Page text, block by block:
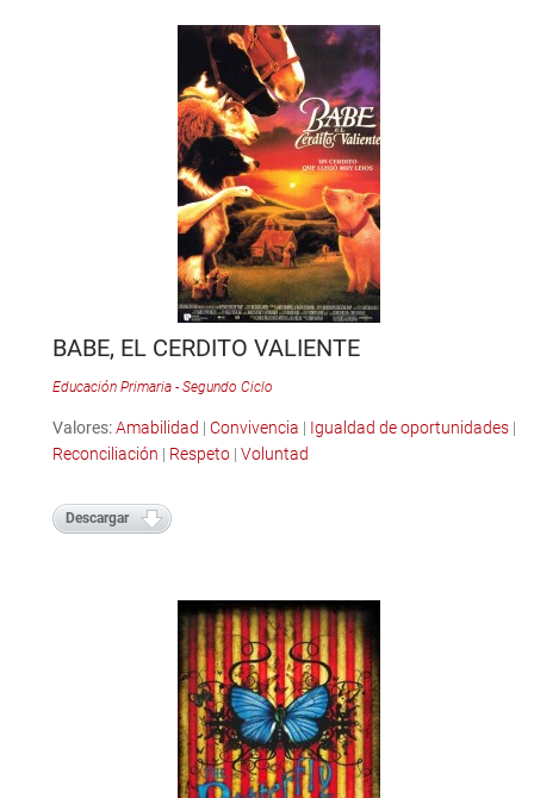
BABE, EL CERDITO VALIENTE
Educación Primaria - Segundo Ciclo
Valores:Amabilidad | Convivencia | Igualdad de oportunidades|
Reconciliación | Respeto| Voluntad
Descargar